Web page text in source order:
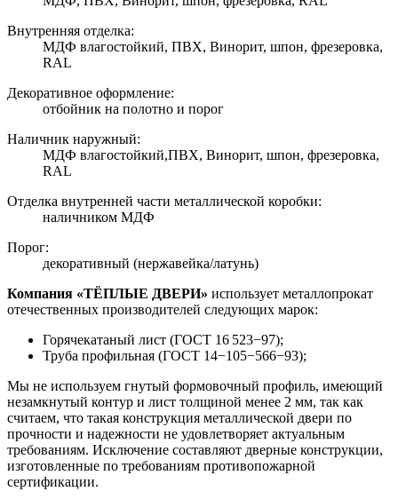
Внутренняя отделка:
МДФ влагостойкий, ПВХ, Винорит, шпон, фрезеровка,
RAL
Декоративное оформление:
отбойник на полотно и порог
Наличник наружный:
МДФ влагостойкий,ПВХ, Винорит, шпон, фрезеровка,
RAL
Отделка внутренней части металлической коробки:
наличником МДФ
Порог:
декоративный (нержавейка/латунь)
Компания «ТЁПЛЫЕ ДВЕРИ» использует металлопрокат
отечественных производителей следующих марок:
Горячекатаный лист (ГОСТ 16 523−97);
Труба профильная (ГОСТ 14−105−566−93);
Мы не используем гнутый формовочный профиль, имеющий
незамкнутый контур и лист толщиной менее 2 мм, так как
считаем, что такая конструкция металлической двери по
прочности и надежности не удовлетворяет актуальным
требованиям. Исключение составляют дверные конструкции,
изготовленные по требованиям противопожарной
сертификации.